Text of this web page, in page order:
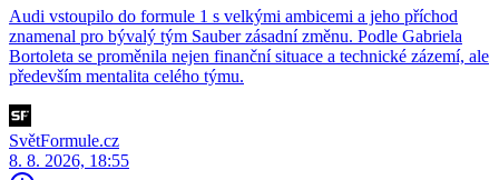
Audi vstoupilo do formule 1 s velkými ambicemi a jeho příchod
znamenal pro bývalý tým Sauber zásadní změnu. Podle Gabriela
Bortoleta se proměnila nejen finanční situace a technické zázemí, ale
především mentalita celého týmu.
SvětFormule.cz
8. 8. 2026, 18:55